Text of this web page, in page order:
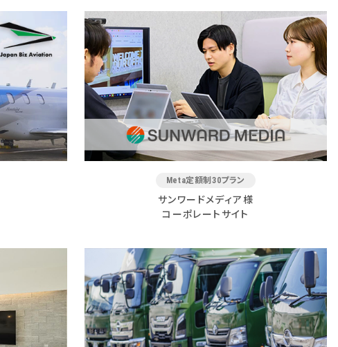
Meta定額制30プラン
サンワードメディア様
コーポレートサイト